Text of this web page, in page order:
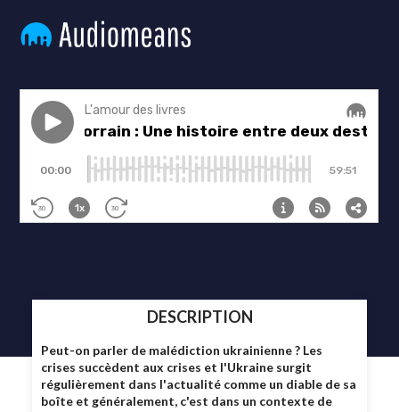
DESCRIPTION
Peut-on parler de malédiction ukrainienne ? Les
crises succèdent aux crises et l'Ukraine surgit
régulièrement dans l'actualité comme un diable de sa
boîte et généralement, c'est dans un contexte de